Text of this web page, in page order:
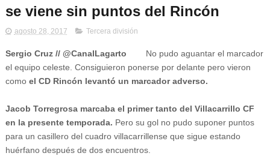
se viene sin puntos del Rincón
agosto 28, 2017 Tercera división
Sergio Cruz // @CanalLagarto No pudo aguantar el marcador
el equipo celeste. Consiguieron ponerse por delante pero vieron
comoel CD Rincón levantó un marcador adverso.
Jacob Torregrosa marcaba el primer tanto del Villacarrillo CF
en la presente temporada. Pero su gol no pudo suponer puntos
para un casillero del cuadro villacarrillense que sigue estando
huérfano después de dos encuentros.